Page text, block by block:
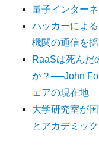
量子インター
ハッカーによ
機関の通信を
RaaSは死んだ
か？──John
ェアの現在地
大学研究室が
とアカデミッ